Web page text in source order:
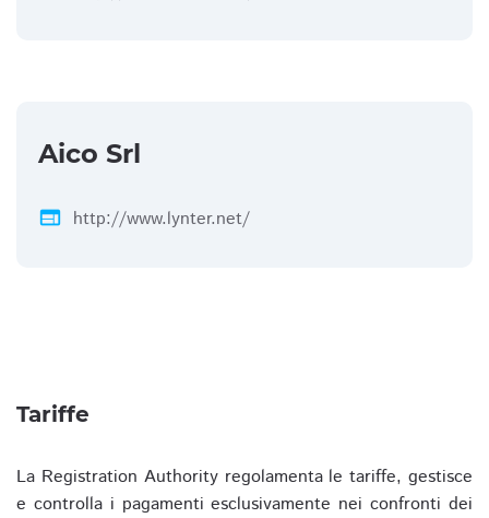
Aico Srl
web http://www.lynter.net/
Tariffe
La Registration Authority regolamenta le tariffe, gestisce
e controlla i pagamenti esclusivamente nei confronti dei